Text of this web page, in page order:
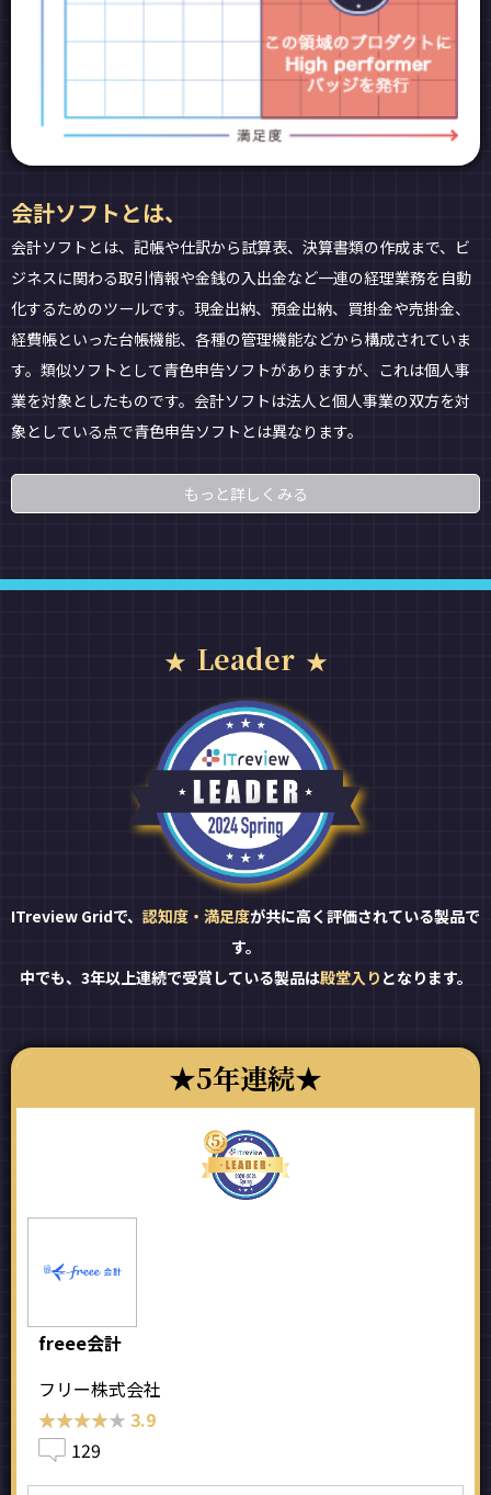
会計ソフトとは、
会計ソフトとは、記帳や仕訳から試算表、決算書類の作成まで、ビ
ジネスに関わる取引情報や金銭の入出金など一連の経理業務を自動
化するためのツールです。現金出納、預金出納、買掛金や売掛金、
経費帳といった台帳機能、各種の管理機能などから構成されていま
す。類似ソフトとして青色申告ソフトがありますが、これは個人事
業を対象としたものです。会計ソフトは法人と個人事業の双方を対
象としている点で青色申告ソフトとは異なります。
もっと詳しくみる
Leader
ITreview Gridで、 認知度・満足度が共に高く評価されている製品で
す。
中でも、3年以上連続で受賞している製品は殿堂入り となります。
5年連続
freee会計
フリー株式会社
★★★★★
★★★★★ 3.9
129